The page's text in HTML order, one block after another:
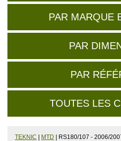
PAR MARQUE
PAR
PAR
TOUTES LES
TEKNIC MTD | RS180/107 - 2006/